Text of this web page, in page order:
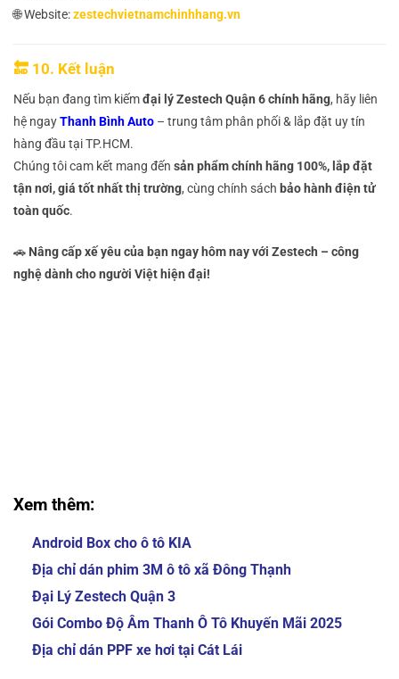
🌐 Website:zestechvietnamchinhhang.vn
🔚 10. Kết luận
Nếu bạn đang tìm kiếmđại lý Zestech Quận 6 chính hãng, hãy liên
hệ ngayThanh Bình Auto – trung tâm phân phối & lắp đặt uy tín
hàng đầu tại TP.HCM.
Chúng tôi cam kết mang đến sản phẩm chính hãng 100%, lắp đặt
tận nơi, giá tốt nhất thị trường, cùng chính sách bảo hành điện tử
toàn quốc.
🚗 Nâng cấp xế yêu của bạn ngay hôm nay với Zestech – công
nghệ dành cho người Việt hiện đại!
Xem thêm:
Android Box cho ô tô KIA
Địa chỉ dán phim 3M ô tô xã Đông Thạnh
Đại Lý Zestech Quận 3
Gói Combo Độ Âm Thanh Ô Tô Khuyến Mãi 2025
Địa chỉ dán PPF xe hơi tại Cát Lái